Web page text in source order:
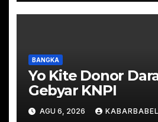
BANGKA
Yo Kite Donor
Gebyar KNPI
AGU 6, 2026